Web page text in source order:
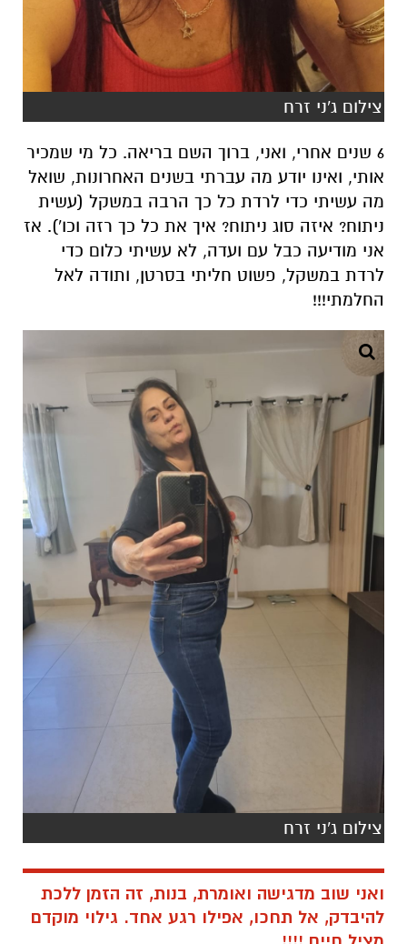
צילום ג'ני זרח
6 שנים אחרי, ואני, ברוך השם בריאה. כל מי שמכיר
אותי, ואינו יודע מה עברתי בשנים האחרונות, שואל
מה עשיתי כדי לרדת כל כך הרבה במשקל (עשית
ניתוח? איזה סוג ניתוח? איך את כל כך רזה וכו'). אז
אני מודיעה כבל עם ועדה, לא עשיתי כלום כדי
לרדת במשקל, פשוט חליתי בסרטן, ותודה לאל
החלמתי!!!
צילום ג'ני זרח
ואני שוב מדגישה ואומרת, בנות, זה הזמן ללכת
להיבדק, אל תחכו, אפילו רגע אחד. גילוי מוקדם